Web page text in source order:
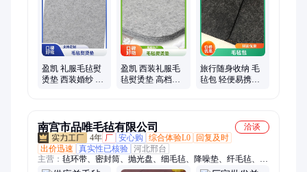
树、印花毛毡包、毛毡手提包、化纤毛毡、毛毡布、毛毡手提
袋、工业毛毡、毛毡条、毛毡垫、彩色毛毡、彩色化纤毛毡、化
纤毛毡制品、工业化纤毛毡、工业羊毛毡、聚酯声学板、pet声学
板
盈凯 礼服毛毡熨
烫垫 西装婚纱 熨
盈凯 西装礼服毛
毡熨烫垫 高档衣
旅行随身收纳 毛
毡包 轻便易携带
南宫市品唯毛毡有限公司
洽谈
4年 厂 安心购 综合体验L0
回复及时
出价迅速
真实性已核验 河北邢台
主营： 毡环带、密封筒、抛光盘、细毛毡、降噪垫、纤毛毡、毛